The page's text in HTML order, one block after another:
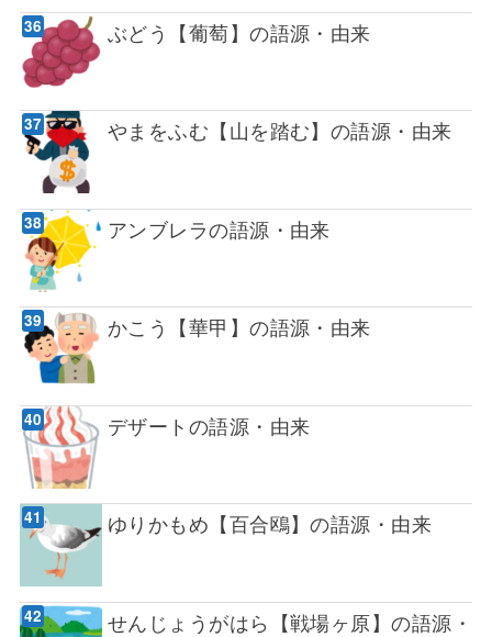
ぶどう【葡萄】の語源・由来
やまをふむ【山を踏む】の語源・由来
アンブレラの語源・由来
かこう【華甲】の語源・由来
デザートの語源・由来
ゆりかもめ【百合鴎】の語源・由来
せんじょうがはら【戦場ヶ原】の語源・